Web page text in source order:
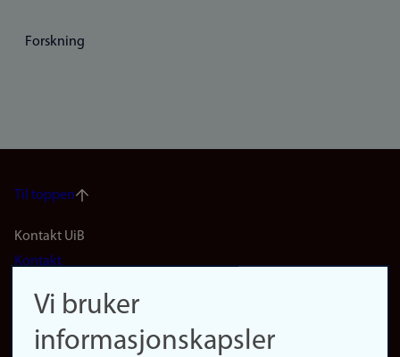
Forskning
Til toppen
Footer
(no)
Kontakt UiB
Kontakt
Finn forsker
Presse
Vi bruker
informasjonskapsler